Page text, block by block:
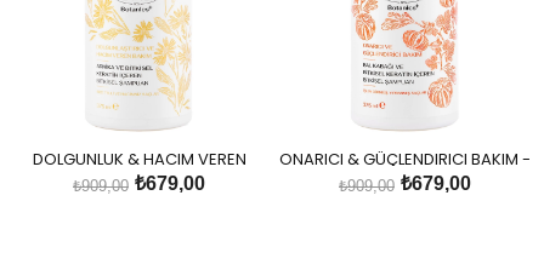
DOLGUNLUK & HACIM VEREN
BAKIM - ARNIKA VE BITKISEL
₺679,00
₺909,00
ONARICI & GÜÇLENDIRICI BAKIM -
BALKABAGI VE BITKISEL KERATIN
₺679,00
₺909,00